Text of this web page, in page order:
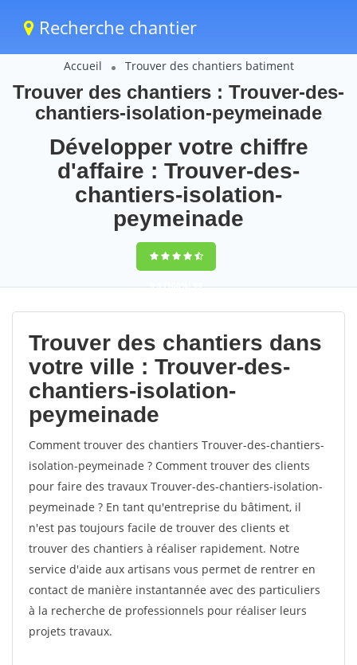
Recherche chantier
Accueil Trouver des chantiers batiment
Trouver des chantiers : Trouver-des-
chantiers-isolation-peymeinade
Développer votre chiffre
d'affaire : Trouver-des-
chantiers-isolation-
peymeinade
9,5(100%)94
votes
Trouver des chantiers dans
votre ville : Trouver-des-
chantiers-isolation-
peymeinade
Comment trouver des chantiers Trouver-des-chantiers-
isolation-peymeinade ? Comment trouver des clients
pour faire des travaux Trouver-des-chantiers-isolation-
peymeinade ? En tant qu'entreprise du bâtiment, il
n'est pas toujours facile de trouver des clients et
trouver des chantiers à réaliser rapidement. Notre
service d'aide aux artisans vous permet de rentrer en
contact de manière instantannée avec des particuliers
à la recherche de professionnels pour réaliser leurs
projets travaux.